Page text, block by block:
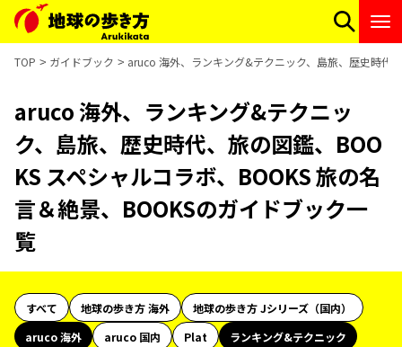
TOP ガイドブック aruco 海外、ランキング&テクニック、島旅、歴史時代
aruco 海外、ランキング&テクニッ
ク、島旅、歴史時代、旅の図鑑、BOO
KS スペシャルコラボ、BOOKS 旅の名
言＆絶景、BOOKSのガイドブック一
覧
すべて 地球の歩き方 海外
地球の歩き方 Jシリーズ（国内）
aruco 海外
aruco 国内 Plat
ランキング&テクニック